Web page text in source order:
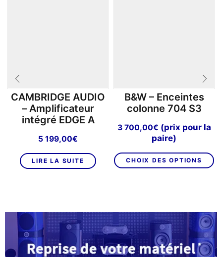
CAMBRIDGE AUDIO
– Amplificateur
intégré EDGE A
5 199,00€
LIRE LA SUITE
B&W – Enceintes
colonne 704 S3
3 700,00€ (prix pour la
paire)
CHOIX DES OPTIONS